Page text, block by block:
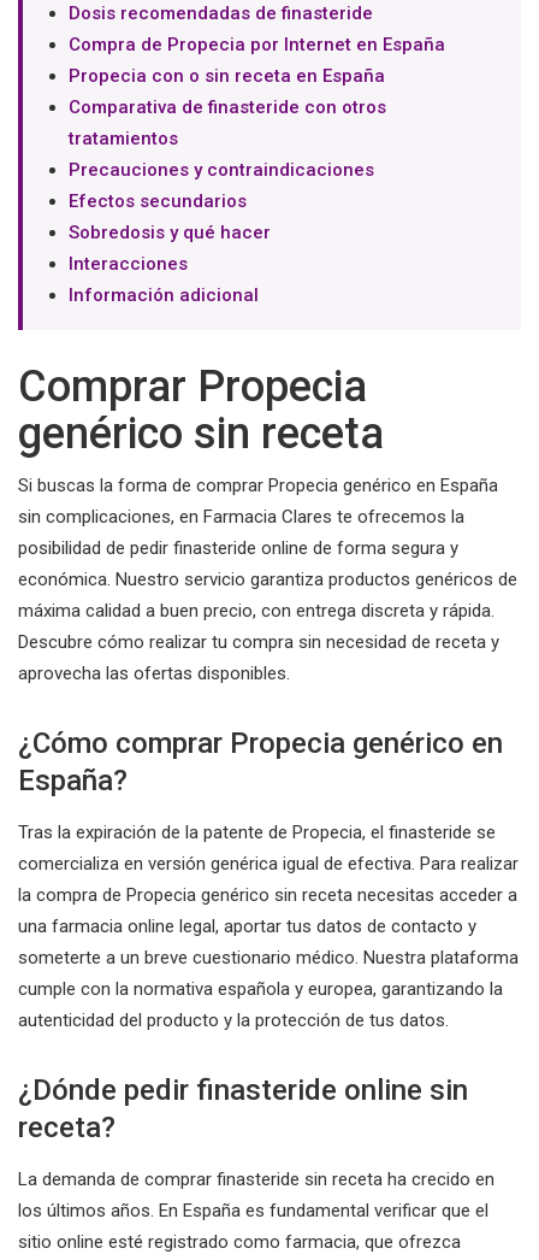
Dosis recomendadas de finasteride
Compra de Propecia por Internet en España
Propecia con o sin receta en España
Comparativa de finasteride con otros
tratamientos
Precauciones y contraindicaciones
Efectos secundarios
Sobredosis y qué hacer
Interacciones
Información adicional
Comprar Propecia
genérico sin receta
Si buscas la forma de comprar Propecia genérico en España
sin complicaciones, en Farmacia Clares te ofrecemos la
posibilidad de pedir finasteride online de forma segura y
económica. Nuestro servicio garantiza productos genéricos de
máxima calidad a buen precio, con entrega discreta y rápida.
Descubre cómo realizar tu compra sin necesidad de receta y
aprovecha las ofertas disponibles.
¿Cómo comprar Propecia genérico en
España?
Tras la expiración de la patente de Propecia, el finasteride se
comercializa en versión genérica igual de efectiva. Para realizar
la compra de Propecia genérico sin receta necesitas acceder a
una farmacia online legal, aportar tus datos de contacto y
someterte a un breve cuestionario médico. Nuestra plataforma
cumple con la normativa española y europea, garantizando la
autenticidad del producto y la protección de tus datos.
¿Dónde pedir finasteride online sin
receta?
La demanda de comprar finasteride sin receta ha crecido en
los últimos años. En España es fundamental verificar que el
sitio online esté registrado como farmacia, que ofrezca